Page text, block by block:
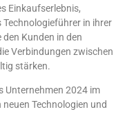
Einkaufserlebnis,
in ihrer
Kunden in den
Verbindungen zwischen
stärken.
Unternehmen 2024 im
Technologien und